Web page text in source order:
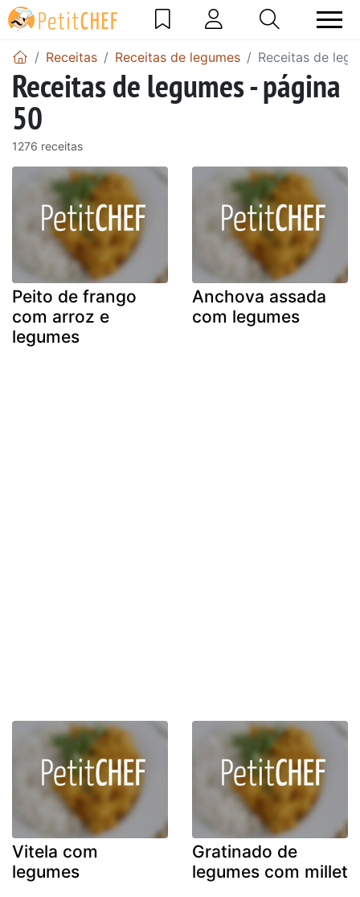
Receitas Receitas de legumes Receitas de
Receitas de legumes - página
50
1276 receitas
Peito de frango
com arroz e
legumes
Anchova assada
com legumes
Vitela com
legumes
Gratinado de
legumes com millet